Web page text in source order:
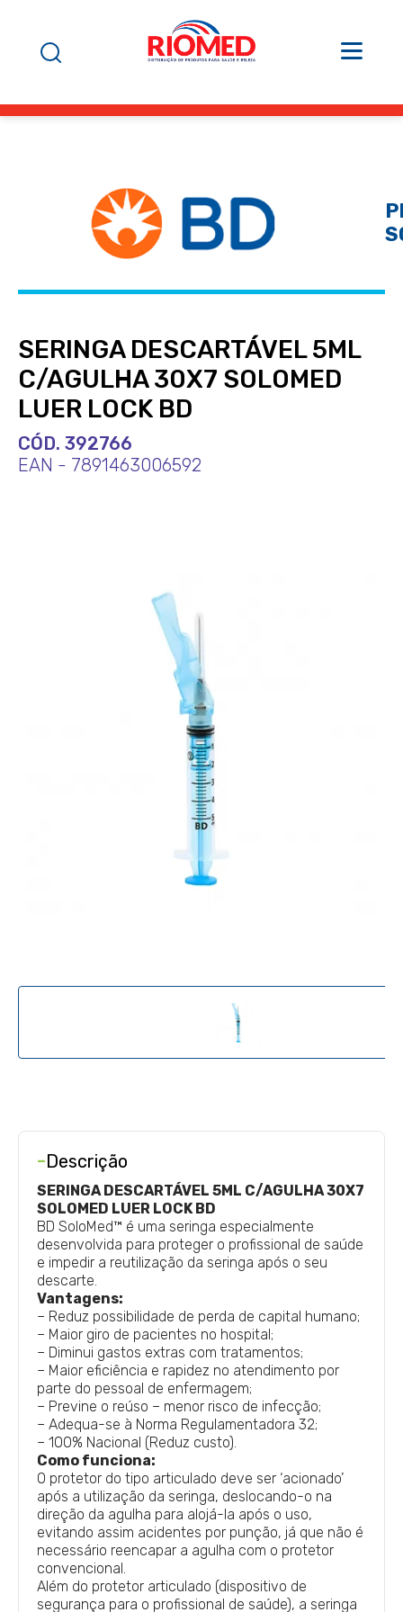
SERINGA DESCARTÁVEL 5ML
C/AGULHA 30X7 SOLOMED
LUER LOCK BD
CÓD. 392766
EAN - 7891463006592
-Descrição
SERINGA DESCARTÁVEL 5ML C/AGULHA 30X7
SOLOMED LUER LOCK BD
BD SoloMed™ é uma seringa especialmente
desenvolvida para proteger o profissional de saúde
e impedir a reutilização da seringa após o seu
descarte.
Vantagens:
– Reduz possibilidade de perda de capital humano;
– Maior giro de pacientes no hospital;
– Diminui gastos extras com tratamentos;
– Maior eficiência e rapidez no atendimento por
parte do pessoal de enfermagem;
– Previne o reúso – menor risco de infecção;
– Adequa-se à Norma Regulamentadora 32;
– 100% Nacional (Reduz custo).
Como funciona:
O protetor do tipo articulado deve ser ‘acionado’
após a utilização da seringa, deslocando-o na
direção da agulha para alojá-la após o uso,
evitando assim acidentes por punção, já que não é
necessário reencapar a agulha com o protetor
convencional.
Além do protetor articulado (dispositivo de
segurança para o profissional de saúde), a seringa